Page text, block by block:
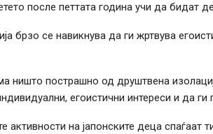
после петтата година учи да бидат
брзо се навикнува да ги жртвува
ништо пострашно од друштвена
егоистични интереси и да
активности на јапонските деца спаѓаат